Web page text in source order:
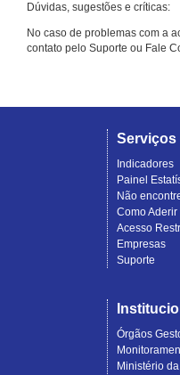
Dúvidas, sugestões e críticas:
No caso de problemas com a
contato pelo Suporte ou Fale
Serviços
Indicadores
Painel
Não
Como
Acesso
Empresas
Suporte
Órgãos
Ministério